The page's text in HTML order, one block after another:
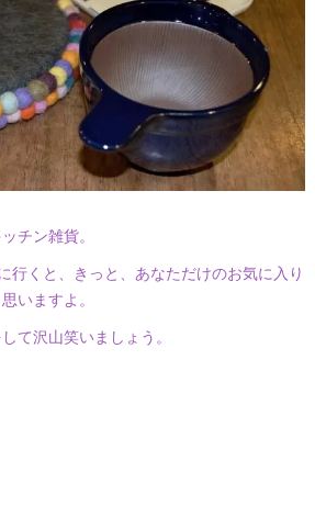
チン雑貨。
行くと、きっと、あなただけのお気に入り
いますよ。
て沢山笑いましょう。